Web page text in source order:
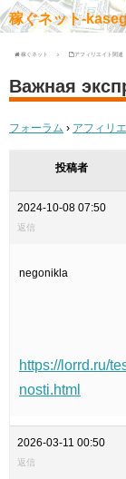
稼ぐネット-
稼ぐネット アフィリエイト関連
Важная
フォーラム › アフィリ
投稿者
2024-10-08 07:50
返信
negonikla
https://lorrd.ru/
nosti.html
2026-03-11 00:50
返信